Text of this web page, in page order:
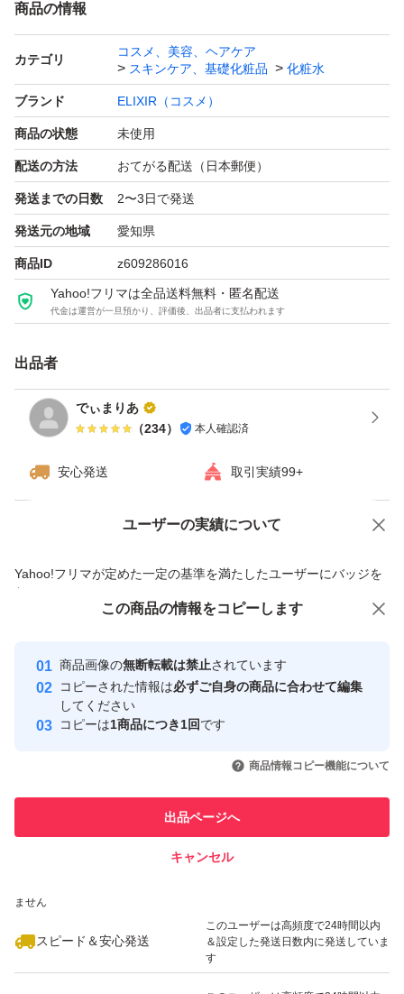
商品の情報
カテゴリ
コスメ、美容、ヘアケア
スキンケア、基礎化粧品
化粧水
ブランド ELIXIR（コスメ）
商品の状態 未使用
配送の方法 おてがる配送（日本郵便）
発送までの日数 2〜3日で発送
発送元の地域 愛知県
商品ID z609286016
Yahoo!フリマは全品送料無料・匿名配送
代金は運営が一旦預かり、評価後、出品者に支払われます
出品者
でぃまりあ
（234） 本人確認済
安心発送 取引実績99+
ユーザーの実績について
Yahoo!フリマが定めた一定の基準を満たしたユーザーにバッジを
付与しています
安心取引出品者
心・安全なユーザーです
取引実績
引を完了させた実績があります
での取引実績があります
ません
スピード＆安心発送
このユーザーは高頻度で24時間以内
＆設定した発送日数内に発送していま
す
価格の相談 商品への質問
この商品の情報をコピーします
商品画像の無断転載は禁止されています
コピーされた情報は必ずご自身の商品に合わせて編集
してください
コピーは1商品につき1回です
商品情報コピー機能について
出品ページへ
キャンセル
この商品をみている人にオススメ